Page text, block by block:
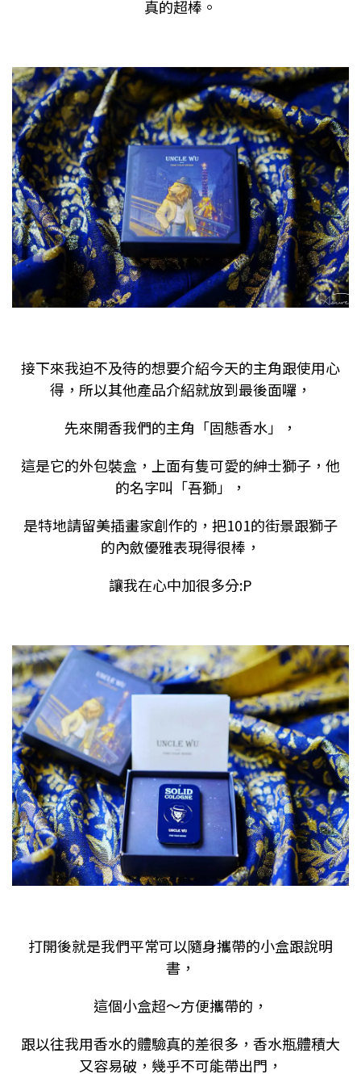
真的超棒。
接下來我迫不及待的想要介紹今天的主角跟使用心
得，所以其他產品介紹就放到最後面囉，
先來開香我們的主角「固態香水」，
這是它的外包裝盒，上面有隻可愛的紳士獅子，他
的名字叫「吾獅」，
是特地請留美插畫家創作的，把101的街景跟獅子
的內斂優雅表現得很棒，
讓我在心中加很多分:P
打開後就是我們平常可以隨身攜帶的小盒跟說明
書，
這個小盒超～方便攜帶的，
跟以往我用香水的體驗真的差很多，香水瓶體積大
又容易破，幾乎不可能帶出門，